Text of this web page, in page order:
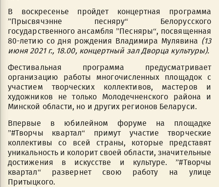
В воскресенье пройдет концертная программа
”Прысвячэнне песняру“ Белорусского
государственного ансамбля ”Песняры“, посвященная
80-летию со дня рождения Владимира Мулявина (13
июня 2021 г., 18.00, концертный зал Дворца культуры).
Фестивальная программа предусматривает
организацию работы многочисленных площадок с
участием творческих коллективов, мастеров и
художников не только Молодечненского района и
Минской области, но и других регионов Беларуси.
Впервые в юбилейном форуме на площадке
”#Творчы квартал“ примут участие творческие
коллективы со всей страны, которые представят
уникальность и колорит своей области, значительные
достижения в искусстве и культуре. ”#Творчы
квартал“ развернет свою работу на улице
Притыцкого.